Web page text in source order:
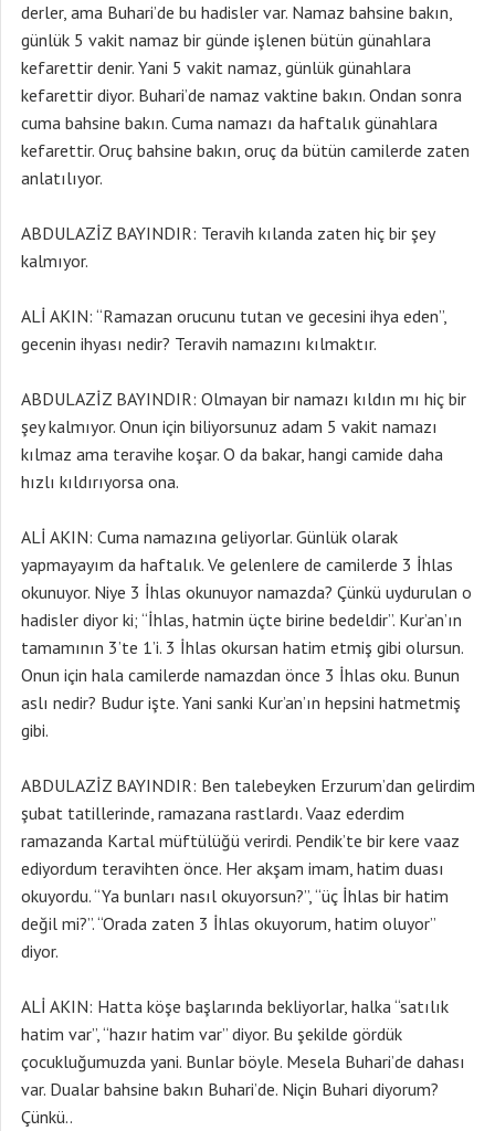
derler, ama Buhari’de bu hadisler var. Namaz bahsine bakın,
günlük 5 vakit namaz bir günde işlenen bütün günahlara
kefarettir denir. Yani 5 vakit namaz, günlük günahlara
kefarettir diyor. Buhari’de namaz vaktine bakın. Ondan sonra
cuma bahsine bakın. Cuma namazı da haftalık günahlara
kefarettir. Oruç bahsine bakın, oruç da bütün camilerde zaten
anlatılıyor.
ABDULAZİZ BAYINDIR: Teravih kılanda zaten hiç bir şey
kalmıyor.
ALİ AKIN: “Ramazan orucunu tutan ve gecesini ihya eden”,
gecenin ihyası nedir? Teravih namazını kılmaktır.
ABDULAZİZ BAYINDIR: Olmayan bir namazı kıldın mı hiç bir
şey kalmıyor. Onun için biliyorsunuz adam 5 vakit namazı
kılmaz ama teravihe koşar. O da bakar, hangi camide daha
hızlı kıldırıyorsa ona.
ALİ AKIN: Cuma namazına geliyorlar. Günlük olarak
yapmayayım da haftalık. Ve gelenlere de camilerde 3 İhlas
okunuyor. Niye 3 İhlas okunuyor namazda? Çünkü uydurulan o
hadisler diyor ki; “İhlas, hatmin üçte birine bedeldir”. Kur’an’ın
tamamının 3’te 1’i. 3 İhlas okursan hatim etmiş gibi olursun.
Onun için hala camilerde namazdan önce 3 İhlas oku. Bunun
aslı nedir? Budur işte. Yani sanki Kur’an’ın hepsini hatmetmiş
gibi.
ABDULAZİZ BAYINDIR: Ben talebeyken Erzurum’dan gelirdim
şubat tatillerinde, ramazana rastlardı. Vaaz ederdim
ramazanda Kartal müftülüğü verirdi. Pendik’te bir kere vaaz
ediyordum teravihten önce. Her akşam imam, hatim duası
okuyordu. “Ya bunları nasıl okuyorsun?”, “üç İhlas bir hatim
değil mi?”. “Orada zaten 3 İhlas okuyorum, hatim oluyor”
diyor.
ALİ AKIN: Hatta köşe başlarında bekliyorlar, halka “satılık
hatim var”, “hazır hatim var” diyor. Bu şekilde gördük
çocukluğumuzda yani. Bunlar böyle. Mesela Buhari’de dahası
var. Dualar bahsine bakın Buhari’de. Niçin Buhari diyorum?
Çünkü..